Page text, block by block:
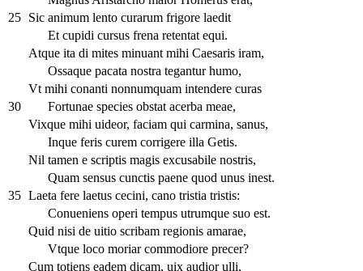
25
Sic animum lento curarum frigore laedit
Et cupidi cursus frena retentat equi.
Atque ita di mites minuant mihi Caesaris iram,
Ossaque pacata nostra tegantur humo,
Vt mihi conanti nonnumquam intendere curas
30
Fortunae species obstat acerba meae,
Vixque mihi uideor, faciam qui carmina, sanus,
Inque feris curem corrigere illa Getis.
Nil tamen e scriptis magis excusabile nostris,
Quam sensus cunctis paene quod unus inest.
35 Laeta fere laetus cecini, cano tristia tristis:
Conueniens operi tempus utrumque suo est.
Quid nisi de uitio scribam regionis amarae,
Vtque loco moriar commodiore precer?
Cum totiens eadem dicam, uix audior ulli,